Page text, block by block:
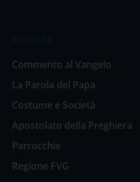
Commento al Vangelo
La Parola del Papa
Costume e Società
Apostolato della Preghiera
Parrocchie
Regione FVG